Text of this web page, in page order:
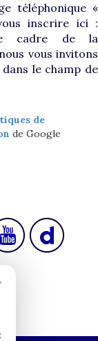
téléphonique «
inscrire ici :
cadre de la
vous invitons
le champ de
de
de Google